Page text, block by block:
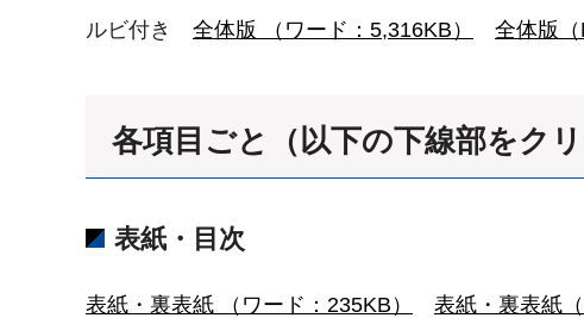
ルビ付き 全体版 （ワード：5,316KB） 全体版（
各項目ごと（以下の下線部をク
表紙・目次
表紙・裏表紙 （ワード：235KB） 表紙・裏表紙